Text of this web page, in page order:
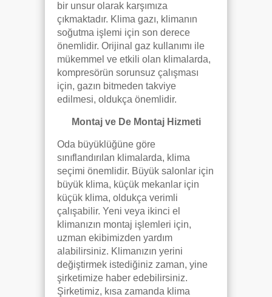
bir unsur olarak karşımıza
çıkmaktadır. Klima gazı, klimanın
soğutma işlemi için son derece
önemlidir. Orijinal gaz kullanımı ile
mükemmel ve etkili olan klimalarda,
kompresörün sorunsuz çalışması
için, gazın bitmeden takviye
edilmesi, oldukça önemlidir.
Montaj ve De Montaj Hizmeti
Oda büyüklüğüne göre
sınıflandırılan klimalarda, klima
seçimi önemlidir. Büyük salonlar için
büyük klima, küçük mekanlar için
küçük klima, oldukça verimli
çalışabilir. Yeni veya ikinci el
klimanızın montaj işlemleri için,
uzman ekibimizden yardım
alabilirsiniz. Klimanızın yerini
değiştirmek istediğiniz zaman, yine
şirketimize haber edebilirsiniz.
Şirketimiz, kısa zamanda klima